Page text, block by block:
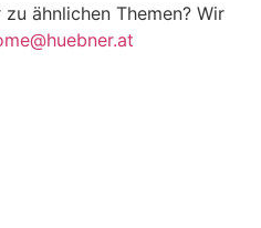
ähnlichen Themen? Wir